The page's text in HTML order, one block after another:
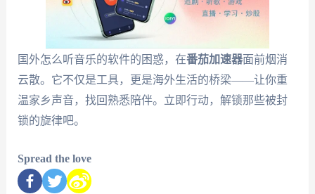
国外怎么听音乐的软件的困惑，在番茄加速器面前烟消
云散。它不仅是工具，更是海外生活的桥梁——让你重
温家乡声音，找回熟悉陪伴。立即行动，解锁那些被封
锁的旋律吧。
Spread the love